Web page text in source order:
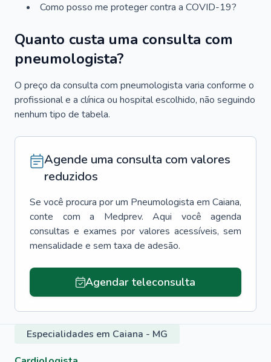
Como posso me proteger contra a COVID-19?
Quanto custa uma consulta com
pneumologista?
O preço da consulta com pneumologista varia conforme o
profissional e a clínica ou hospital escolhido, não seguindo
nenhum tipo de tabela.
Agende uma consulta com valores
reduzidos
Se você procura por um Pneumologista em Caiana,
conte com a Medprev. Aqui você agenda
consultas e exames por valores acessíveis, sem
mensalidade e sem taxa de adesão.
Agendar teleconsulta
Especialidades em Caiana - MG